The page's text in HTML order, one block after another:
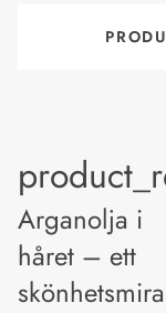
Arganolja i
håret – ett